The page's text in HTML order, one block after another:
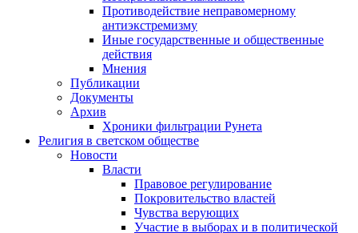
Противодействие неправомерному
антиэкстремизму
Иные государственные и общественные
действия
Мнения
Публикации
Документы
Архив
Хроники фильтрации Рунета
Религия в светском обществе
Новости
Власти
Правовое регулирование
Покровительство властей
Чувства верующих
Участие в выборах и в политической